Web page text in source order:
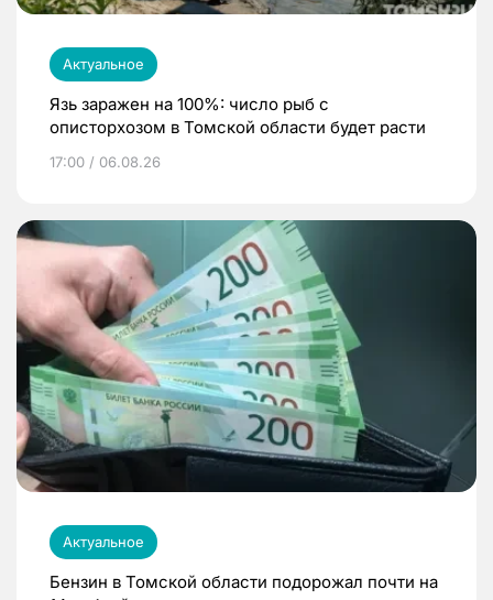
Актуальное
Язь заражен на 100%: число рыб с
описторхозом в Томской области будет расти
17:00 / 06.08.26
Актуальное
Бензин в Томской области подорожал почти на